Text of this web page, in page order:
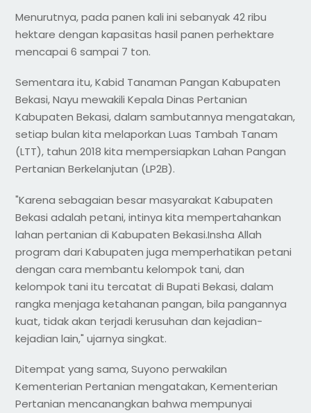
Menurutnya, pada panen kali ini sebanyak 42 ribu
hektare dengan kapasitas hasil panen perhektare
mencapai 6 sampai 7 ton.
Sementara itu, Kabid Tanaman Pangan Kabupaten
Bekasi, Nayu mewakili Kepala Dinas Pertanian
Kabupaten Bekasi, dalam sambutannya mengatakan,
setiap bulan kita melaporkan Luas Tambah Tanam
(LTT), tahun 2018 kita mempersiapkan Lahan Pangan
Pertanian Berkelanjutan (LP2B).
"Karena sebagaian besar masyarakat Kabupaten
Bekasi adalah petani, intinya kita mempertahankan
lahan pertanian di Kabupaten Bekasi.Insha Allah
program dari Kabupaten juga memperhatikan petani
dengan cara membantu kelompok tani, dan
kelompok tani itu tercatat di Bupati Bekasi, dalam
rangka menjaga ketahanan pangan, bila pangannya
kuat, tidak akan terjadi kerusuhan dan kejadian-
kejadian lain," ujarnya singkat.
Ditempat yang sama, Suyono perwakilan
Kementerian Pertanian mengatakan, Kementerian
Pertanian mencanangkan bahwa mempunyai